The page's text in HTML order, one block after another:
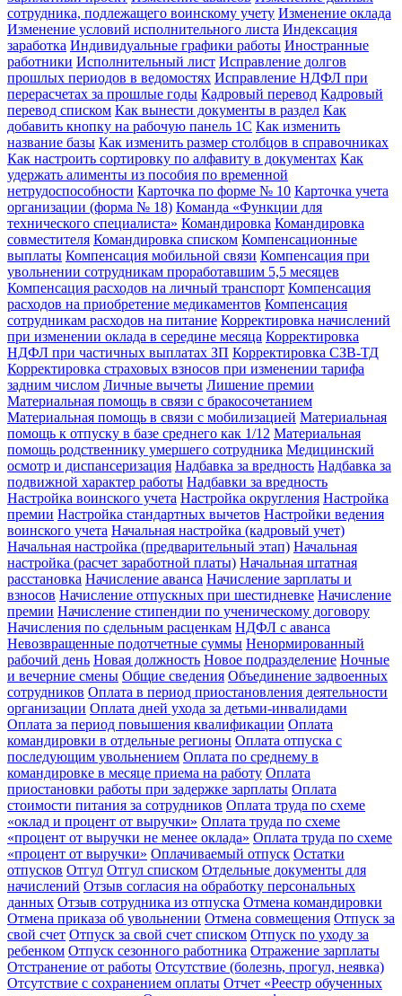
сотрудника, подлежащего воинскому учету Изменение оклада
Изменение условий исполнительного листа Индексация
заработка Индивидуальные графики работы Иностранные
работники Исполнительный лист Исправление долгов
прошлых периодов в ведомостях Исправление НДФЛ при
перерасчетах за прошлые годы Кадровый перевод Кадровый
перевод списком Как вынести документы в раздел Как
добавить кнопку на рабочую панель 1С Как изменить
название базы Как изменить размер столбцов в справочниках
Как настроить сортировку по алфавиту в документах Как
удержать алименты из пособия по временной
нетрудоспособности Карточка по форме № 10 Карточка учета
организации (форма № 18) Команда «Функции для
технического специалиста» Командировка Командировка
совместителя Командировка списком Компенсационные
выплаты Компенсация мобильной связи Компенсация при
увольнении сотрудникам проработавшим 5,5 месяцев
Компенсация расходов на личный транспорт Компенсация
расходов на приобретение медикаментов Компенсация
сотрудникам расходов на питание Корректировка начислений
при изменении оклада в середине месяца Корректировка
НДФЛ при частичных выплатах ЗП Корректировка СЗВ-ТД
Корректировка страховых взносов при изменении тарифа
задним числом Личные вычеты Лишение премии
Материальная помощь в связи с бракосочетанием
Материальная помощь в связи с мобилизацией Материальная
помощь к отпуску в базе среднего как 1/12 Материальная
помощь родственнику умершего сотрудника Медицинский
осмотр и диспансеризация Надбавка за вредность Надбавка за
подвижной характер работы Надбавки за вредность
Настройка воинского учета Настройка округления Настройка
премии Настройка стандартных вычетов Настройки ведения
воинского учета Начальная настройка (кадровый учет)
Начальная настройка (предварительный этап) Начальная
настройка (расчет заработной платы) Начальная штатная
расстановка Начисление аванса Начисление зарплаты и
взносов Начисление отпускных при шестидневке Начисление
премии Начисление стипендии по ученическому договору
Начисления по сдельным расценкам НДФЛ с аванса
Невозвращенные подотчетные суммы Ненормированный
рабочий день Новая должность Новое подразделение Ночные
и вечерние смены Общие сведения Объединение задвоенных
сотрудников Оплата в период приостановления деятельности
организации Оплата дней ухода за детьми-инвалидами
Оплата за период повышения квалификации Оплата
командировки в отдельные регионы Оплата отпуска с
последующим увольнением Оплата по среднему в
командировке в месяце приема на работу Оплата
приостановки работы при задержке зарплаты Оплата
стоимости питания за сотрудников Оплата труда по схеме
«оклад и процент от выручки» Оплата труда по схеме
«процент от выручки не менее оклада» Оплата труда по схеме
«процент от выручки» Оплачиваемый отпуск Остатки
отпусков Отгул Отгул списком Отдельные документы для
начислений Отзыв согласия на обработку персональных
данных Отзыв сотрудника из отпуска Отмена командировки
Отмена приказа об увольнении Отмена совмещения Отпуск за
свой счет Отпуск за свой счет списком Отпуск по уходу за
ребенком Отпуск сезонного работника Отражение зарплаты
Отстранение от работы Отсутствие (болезнь, прогул, неявка)
Отсутствие с сохранением оплаты Отчет «Реестр обученных